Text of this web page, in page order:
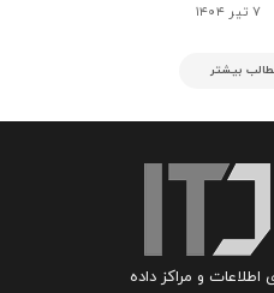
۷ تیر ۱۴۰۴
بیشتر
و مراکز داده